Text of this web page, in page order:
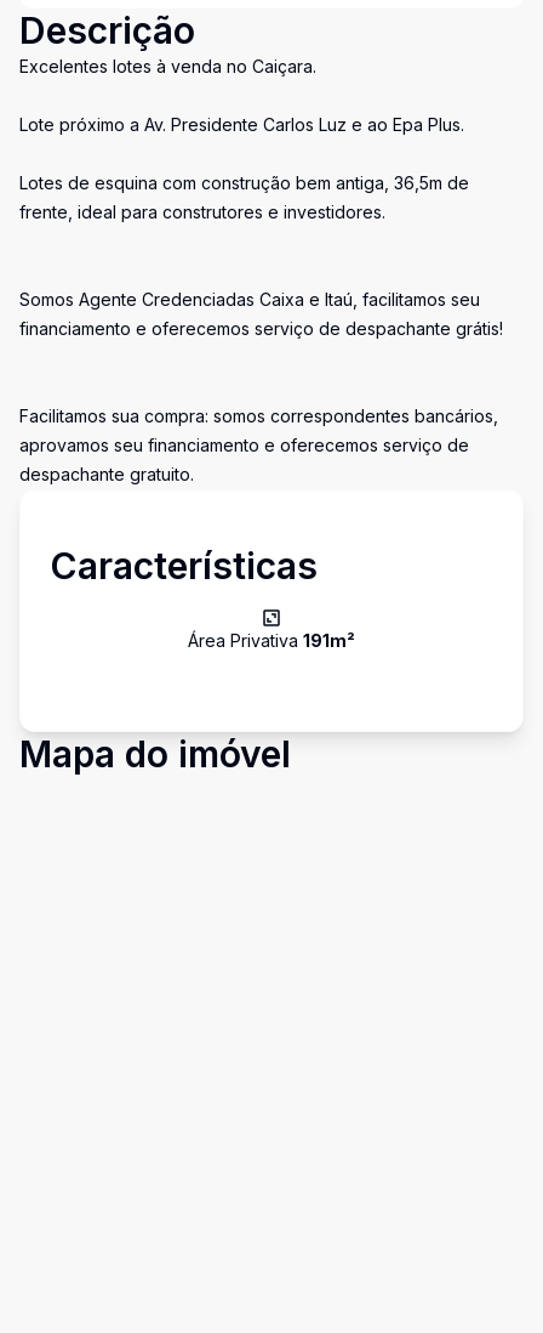
Descrição
Excelentes lotes à venda no Caiçara.
Lote próximo a Av. Presidente Carlos Luz e ao Epa Plus.
Lotes de esquina com construção bem antiga, 36,5m de
frente, ideal para construtores e investidores.
Somos Agente Credenciadas Caixa e Itaú, facilitamos seu
financiamento e oferecemos serviço de despachante grátis!
Facilitamos sua compra: somos correspondentes bancários,
aprovamos seu financiamento e oferecemos serviço de
despachante gratuito.
Características
Área Privativa 191m²
Mapa do imóvel